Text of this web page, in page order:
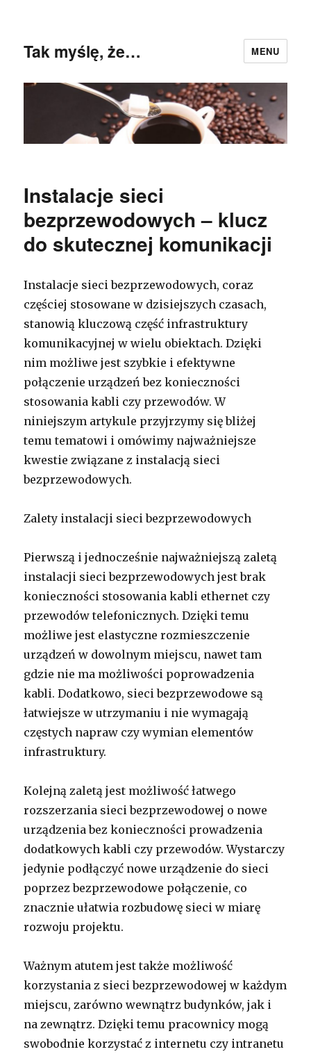
Tak myślę, że… MENU
Instalacje sieci
bezprzewodowych – klucz
do skutecznej komunikacji
Instalacje sieci bezprzewodowych, coraz
częściej stosowane w dzisiejszych czasach,
stanowią kluczową część infrastruktury
komunikacyjnej w wielu obiektach. Dzięki
nim możliwe jest szybkie i efektywne
połączenie urządzeń bez konieczności
stosowania kabli czy przewodów. W
niniejszym artykule przyjrzymy się bliżej
temu tematowi i omówimy najważniejsze
kwestie związane z instalacją sieci
bezprzewodowych.
Zalety instalacji sieci bezprzewodowych
Pierwszą i jednocześnie najważniejszą zaletą
instalacji sieci bezprzewodowych jest brak
konieczności stosowania kabli ethernet czy
przewodów telefonicznych. Dzięki temu
możliwe jest elastyczne rozmieszczenie
urządzeń w dowolnym miejscu, nawet tam
gdzie nie ma możliwości poprowadzenia
kabli. Dodatkowo, sieci bezprzewodowe są
łatwiejsze w utrzymaniu i nie wymagają
częstych napraw czy wymian elementów
infrastruktury.
Kolejną zaletą jest możliwość łatwego
rozszerzania sieci bezprzewodowej o nowe
urządzenia bez konieczności prowadzenia
dodatkowych kabli czy przewodów. Wystarczy
jedynie podłączyć nowe urządzenie do sieci
poprzez bezprzewodowe połączenie, co
znacznie ułatwia rozbudowę sieci w miarę
rozwoju projektu.
Ważnym atutem jest także możliwość
korzystania z sieci bezprzewodowej w każdym
miejscu, zarówno wewnątrz budynków, jak i
na zewnątrz. Dzięki temu pracownicy mogą
swobodnie korzystać z internetu czy intranetu